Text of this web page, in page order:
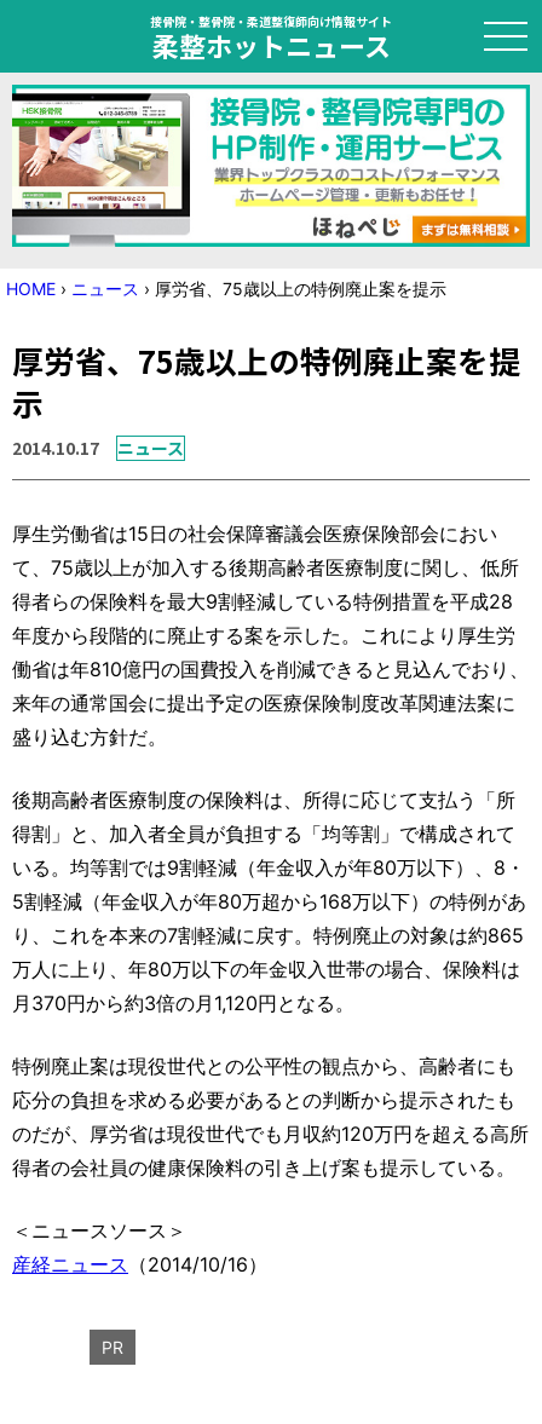
接骨院・整骨院・柔道整復師向け情報サイト
柔整ホットニュース
HOME
トピック
ニュース
国家試験対策
学会・セミナー情報
運営元 お問い合わせ
HOME › ニュース › 厚労省、75歳以上の特例廃止案を提示
厚労省、75歳以上の特例廃止案を提
示
2014.10.17 ニュース
厚生労働省は15日の社会保障審議会医療保険部会におい
て、75歳以上が加入する後期高齢者医療制度に関し、低所
得者らの保険料を最大9割軽減している特例措置を平成28
年度から段階的に廃止する案を示した。これにより厚生労
働省は年810億円の国費投入を削減できると見込んでおり、
来年の通常国会に提出予定の医療保険制度改革関連法案に
盛り込む方針だ。
後期高齢者医療制度の保険料は、所得に応じて支払う「所
得割」と、加入者全員が負担する「均等割」で構成されて
いる。均等割では9割軽減（年金収入が年80万以下）、8・
5割軽減（年金収入が年80万超から168万以下）の特例があ
り、これを本来の7割軽減に戻す。特例廃止の対象は約865
万人に上り、年80万以下の年金収入世帯の場合、保険料は
月370円から約3倍の月1,120円となる。
特例廃止案は現役世代との公平性の観点から、高齢者にも
応分の負担を求める必要があるとの判断から提示されたも
のだが、厚労省は現役世代でも月収約120万円を超える高所
得者の会社員の健康保険料の引き上げ案も提示している。
＜ニュースソース＞
産経ニュース （2014/10/16）
PR